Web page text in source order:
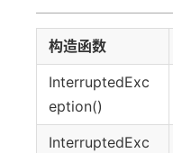
构造函数
InterruptedExc
eption()
InterruptedExc